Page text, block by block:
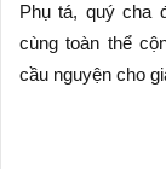
Phụ tá, quý cha
cùng toàn thể
cầu nguyện cho